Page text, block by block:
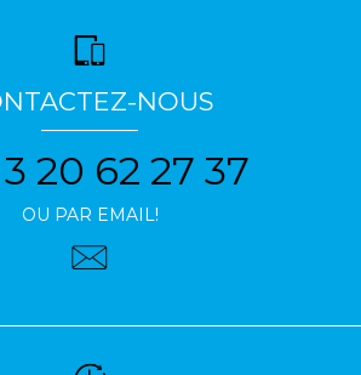
NOUS
3 20 62 27 37
OU PAR EMAIL!